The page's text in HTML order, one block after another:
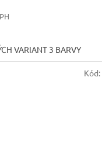
VARIANT 3 BARVY
Kód: